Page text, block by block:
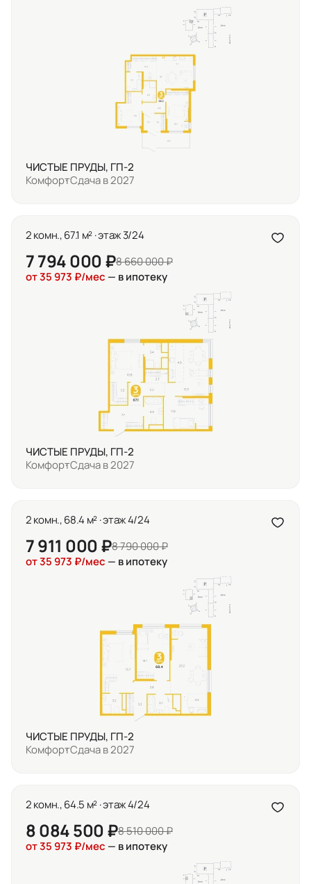
ЧИСТЫЕ ПРУДЫ, ГП-2
КомфортСдача в 2027
2 комн., 67.1 м² · этаж 3/24
7 794 000 ₽8 660 000 ₽
от 35 973 ₽/мес — в ипотеку
ЧИСТЫЕ ПРУДЫ, ГП-2
КомфортСдача в 2027
2 комн., 68.4 м² · этаж 4/24
7 911 000 ₽8 790 000 ₽
от 35 973 ₽/мес — в ипотеку
ЧИСТЫЕ ПРУДЫ, ГП-2
КомфортСдача в 2027
2 комн., 64.5 м² · этаж 4/24
8 084 500 ₽8 510 000 ₽
от 35 973 ₽/мес — в ипотеку